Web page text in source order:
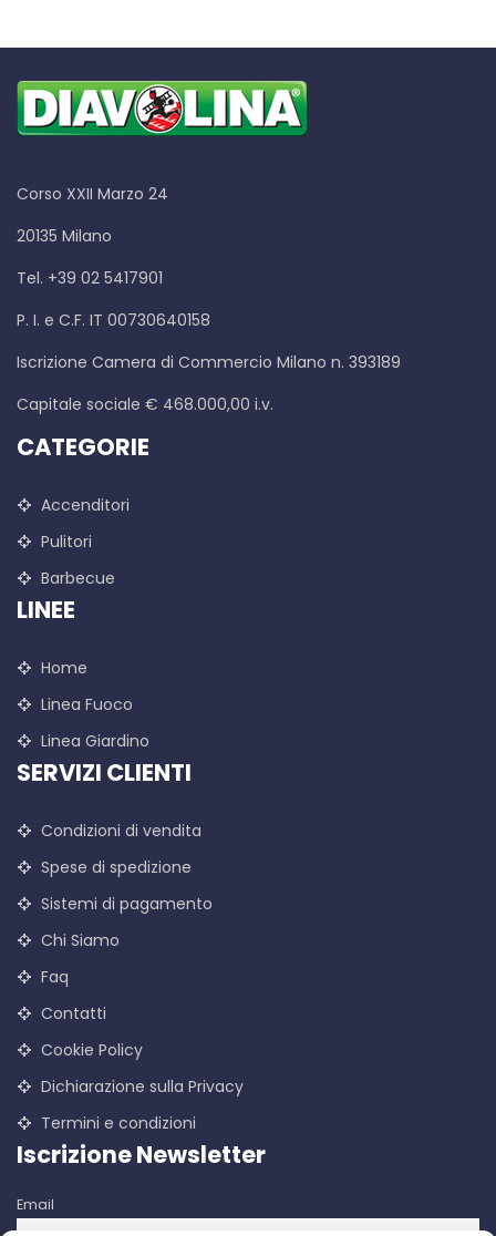
Corso XXII Marzo 24
20135 Milano
Tel. +39 02 5417901
P. I. e C.F. IT 00730640158
Iscrizione Camera di Commercio Milano n. 393189
Capitale sociale € 468.000,00 i.v.
CATEGORIE
Accenditori
Pulitori
Barbecue
LINEE
Home
Linea Fuoco
Linea Giardino
SERVIZI CLIENTI
Condizioni di vendita
Spese di spedizione
Sistemi di pagamento
Chi Siamo
Faq
Contatti
Cookie Policy
Dichiarazione sulla Privacy
Termini e condizioni
Iscrizione Newsletter
Email